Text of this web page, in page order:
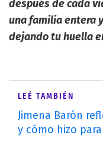
después de cada
una familia entera
dejando tu huella
LEÉ TAMBIÉN
Jimena Barón
y cómo hizo